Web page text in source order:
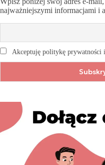
najważniejszymi informacjami i
Akceptuję politykę prywatności